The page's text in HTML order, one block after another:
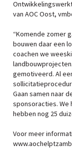
van AOC Oost,
“Komende zomer
bouwen daar een
coachen we
gemotiveerd. Al
Gaan samen naar
sponsoracties. We
hebben nog 25
Voor meer